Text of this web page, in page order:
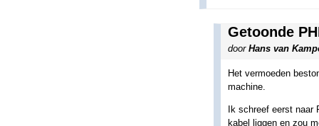
Getoonde
door Hans van
Het vermoeden
machine.
Ik schreef eerst
kabel liggen en zou